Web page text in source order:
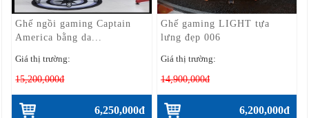
Ghế ngồi gaming Captain
America bằng da...
Giá thị trường:
15,200,000đ
6,250,000đ
Ghế gaming LIGHT tựa
lưng đẹp 006
Giá thị trường:
14,900,000đ
6,200,000đ